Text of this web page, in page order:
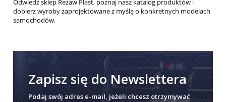
Odwiedź sklep Rezaw Plast, poznaj nasz katalog produktów i
dobierz wyroby zaprojektowane z myślą o konkretnych modelach
samochodów.
Zapisz się do Newslettera
Podaj swój adres e-mail, jeżeli chcesz otrzymywać